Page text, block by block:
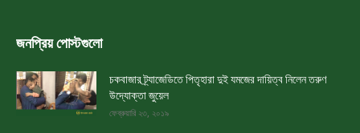
জনপ্রিয় পোস্টগুলো
চকবাজার ট্র্যাজেডিতে পিতৃহারা দুই যমজের দায়িত্ব নিলেন তরুণ
উদ্যোক্তা জুয়েল
ফেব্রুয়ারি ২৩, ২০১৯